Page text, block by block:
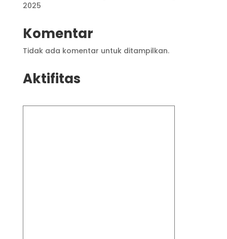
2025
Komentar
Tidak ada komentar untuk ditampilkan.
Aktifitas